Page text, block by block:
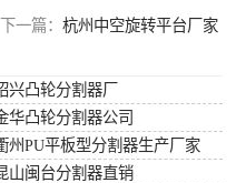
下一篇： 杭州中空旋转平台厂家
兴凸轮分割器厂
华凸轮分割器公司
州PU平板型分割器生产厂家
山闽台分割器直销